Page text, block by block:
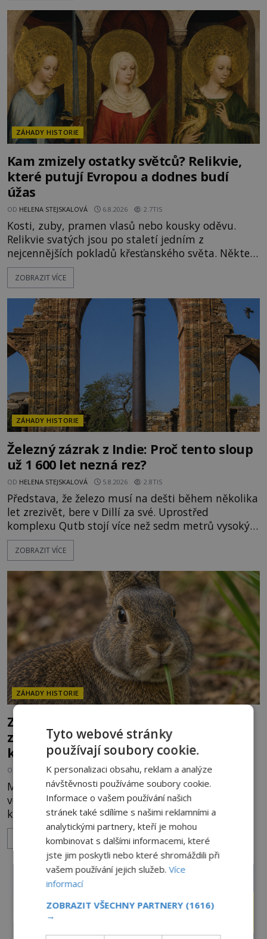
Mikuláše a odváží jeho ostatky přes moře do Bari.
Je to zbožná záchrana před nebezpečím, nebo
promyšlená krádež,
ZÁHADY HISTORIE
Kam zmizely ostatky světců? Relikvie,
které putují Evropou a dodnes budí
úžas
OD HELENA STEJSKALOVÁ 6.8.2026 2.7TIS
Kosti, zuby, pramen vlasů nebo kousky oděvu.
Relikvie svatých jsou po staletí jedním z
nejcennějších pokladů křesťanského světa. Některé
mají pečlivě doloženou historii, jiné provází
záhady, krádeže i nečekané objevy. Jejich osudy
o skutečné historické události. Ve středověké
Evropě mají relikvie mimořádnou hodnotu. Nejsou
jen předmětem úcty
ZOBRAZIT VÍCE
ZÁHADY HISTORIE
Železný zázrak z Indie: Proč tento sloup
už 1 600 let nezná rez?
OD HELENA STEJSKALOVÁ 5.8.2026 2.8TIS
Představa, že železo musí na dešti během několika
let zrezivět, bere v Dillí za své. Uprostřed
komplexu Qutb stojí více než sedm metrů vysoký
železný sloup, který už přibližně 1 600 let odolává
počasí s jen nepatrnými stopami koroze. Jeho
ztracených technologiích či tajemných
materiálech. Moderní metalurgie však ukazuje, že
skutečné vysvětlení je ješt
ZOBRAZIT VÍCE
ZÁHADY HISTORIE
Zrod legend o válečné lsti: Opravdu na
zmatení nepřítele vypouštěli vypasené
králíky?
OD HELENA STEJSKALOVÁ 3.8.2026 3.4TIS
Město Langenau obléhá ve 14. století nepřátelské
vojsko, zásoby docházejí a obránci stojí na pokraji
kapitulace. Přesto nakonec zvítězí chytrost nad
hrubou silou. Podle staré německé legendy vypustí
obyvatelé za hradby dobře živeného králíka, aby
nepřítele přesvědčili, že uvnitř města je jídla stále
dost. Čas pracuje pro obléhatele. Ve městě ubývají
zásoby a každý den znamená další porci strádá
ZOBRAZIT VÍCE
Tyto webové stránky
používají soubory cookie.
K personalizaci obsahu, reklam a analýze
návštěvnosti používáme soubory cookie.
Informace o vašem používání našich
stránek také sdílíme s našimi reklamními a
analytickými partnery, kteří je mohou
kombinovat s dalšími informacemi, které
jste jim poskytli nebo které shromáždili při
vašem používání jejich služeb.Více
informací
ZOBRAZIT VŠECHNY PARTNERY (1616)
→